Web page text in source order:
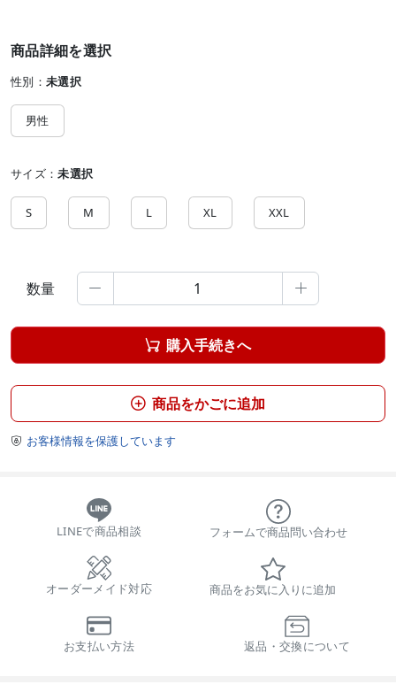
商品詳細を選択
性別： 未選択
男性
サイズ：未選択
S M L XL XXL
数量  
 購入手続きへ
 商品をかごに追加
 お客様情報を保護しています
LINEで商品相談 フォームで商品問い合わせ
オーダーメイド対応 商品をお気に入りに追加
お支払い方法 返品・交換について